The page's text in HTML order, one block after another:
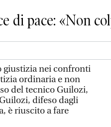
di pace: «Non
giustizia nei confronti
ordinaria e non
del tecnico Guilozi,
difeso dagli
è riuscito a fare